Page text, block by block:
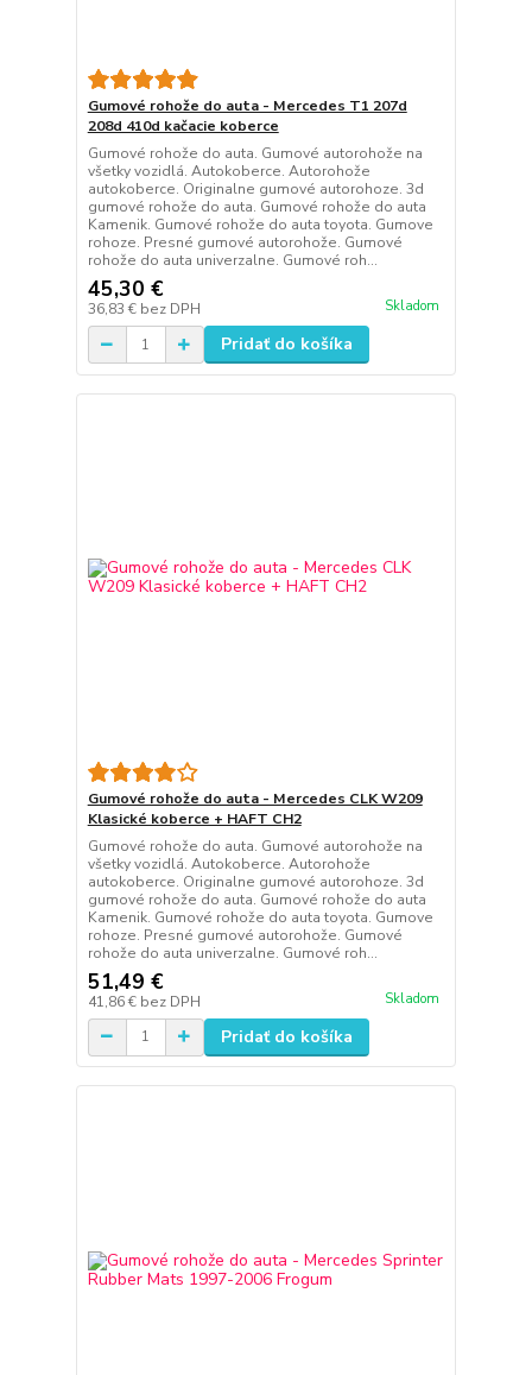
Gumové rohože do auta - Mercedes T1 207d
208d 410d kačacie koberce
Gumové rohože do auta. Gumové autorohože na
všetky vozidlá. Autokoberce. Autorohože
autokoberce. Originalne gumové autorohoze. 3d
gumové rohože do auta. Gumové rohože do auta
Kamenik. Gumové rohože do auta toyota. Gumove
rohoze. Presné gumové autorohože. Gumové
rohože do auta univerzalne. Gumové roh...
45,30 €
36,83 € bez DPH Skladom
Pridať do košíka
Gumové rohože do auta - Mercedes CLK W209
Klasické koberce + HAFT CH2
Gumové rohože do auta. Gumové autorohože na
všetky vozidlá. Autokoberce. Autorohože
autokoberce. Originalne gumové autorohoze. 3d
gumové rohože do auta. Gumové rohože do auta
Kamenik. Gumové rohože do auta toyota. Gumove
rohoze. Presné gumové autorohože. Gumové
rohože do auta univerzalne. Gumové roh...
51,49 €
41,86 € bez DPH Skladom
Pridať do košíka